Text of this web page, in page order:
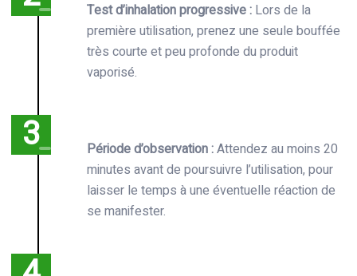
Test d’inhalation progressive : Lors de la
première utilisation, prenez une seule bouffée
très courte et peu profonde du produit
vaporisé.
Période d’observation :Attendez au moins 20
minutes avant de poursuivre l’utilisation, pour
laisser le temps à une éventuelle réaction de
se manifester.